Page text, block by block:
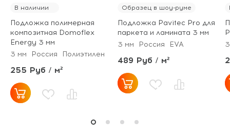
В наличии
Подложка полимерная
композитная Domoflex
Energy 3 мм
3 мм
Россия Полиэтилен
255 Руб / м²
Образец в шоу-руме
Подложка Pavitec Pro для
паркета и ламината 3 мм
3 мм
Россия EVA
489 Руб / м²